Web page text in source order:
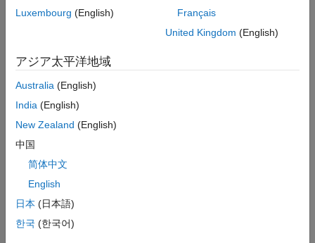
strchr
strcspn
strrchr
strtok
Luxembourg (English)
Français
United Kingdom (English)
アジア太平洋地域
Australia (English)
India (English)
New Zealand (English)
中国
简体中文
English
日本 (日本語)
한국 (한국어)